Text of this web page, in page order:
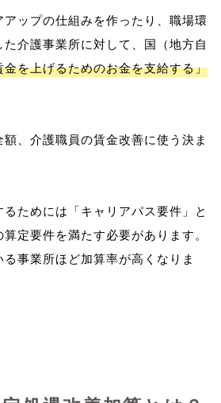
ップの仕組みを作ったり、職場環
介護事業所に対して、国（地方自
金を上げるためのお金を支給する」
、介護職員の賃金改善に使う決ま
ためには「キャリアパス要件」と
算定要件を満たす必要があります。
事業所ほど加算率が高くなりま